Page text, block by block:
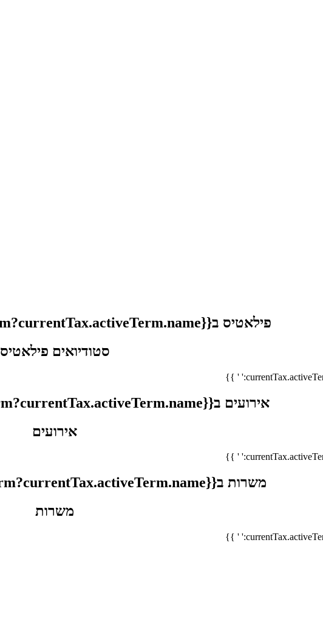
פילאטיס ב{{currentTax.activeTerm?currentTax.activeTerm.name:' '}}
סטודיואים פילאטיס
אירועים ב{{currentTax.activeTerm?currentTax.activeTerm.name:' '}}
אירועים
משרות ב{{currentTax.activeTerm?currentTax.activeTerm.name:' '}}
משרות